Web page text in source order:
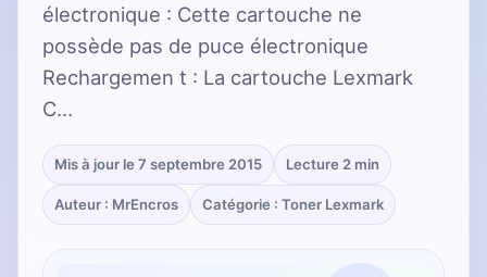
électronique : Cette cartouche ne
possède pas de puce électronique
Rechargemen t : La cartouche Lexmark
C…
Mis à jour le 7 septembre 2015 Lecture 2 min
Auteur : MrEncros Catégorie : Toner Lexmark